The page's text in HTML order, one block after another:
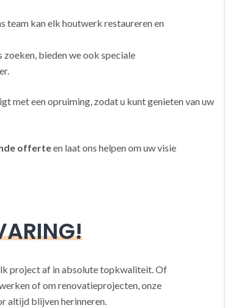
team kan elk houtwerk restaureren en
zoeken, bieden we ook speciale
met een opruiming, zodat u kunt genieten van uw
offerteen laat ons helpen om uw visie
project af in absolute topkwaliteit. Of
of om renovatieprojecten, onze
altijd blijven herinneren.